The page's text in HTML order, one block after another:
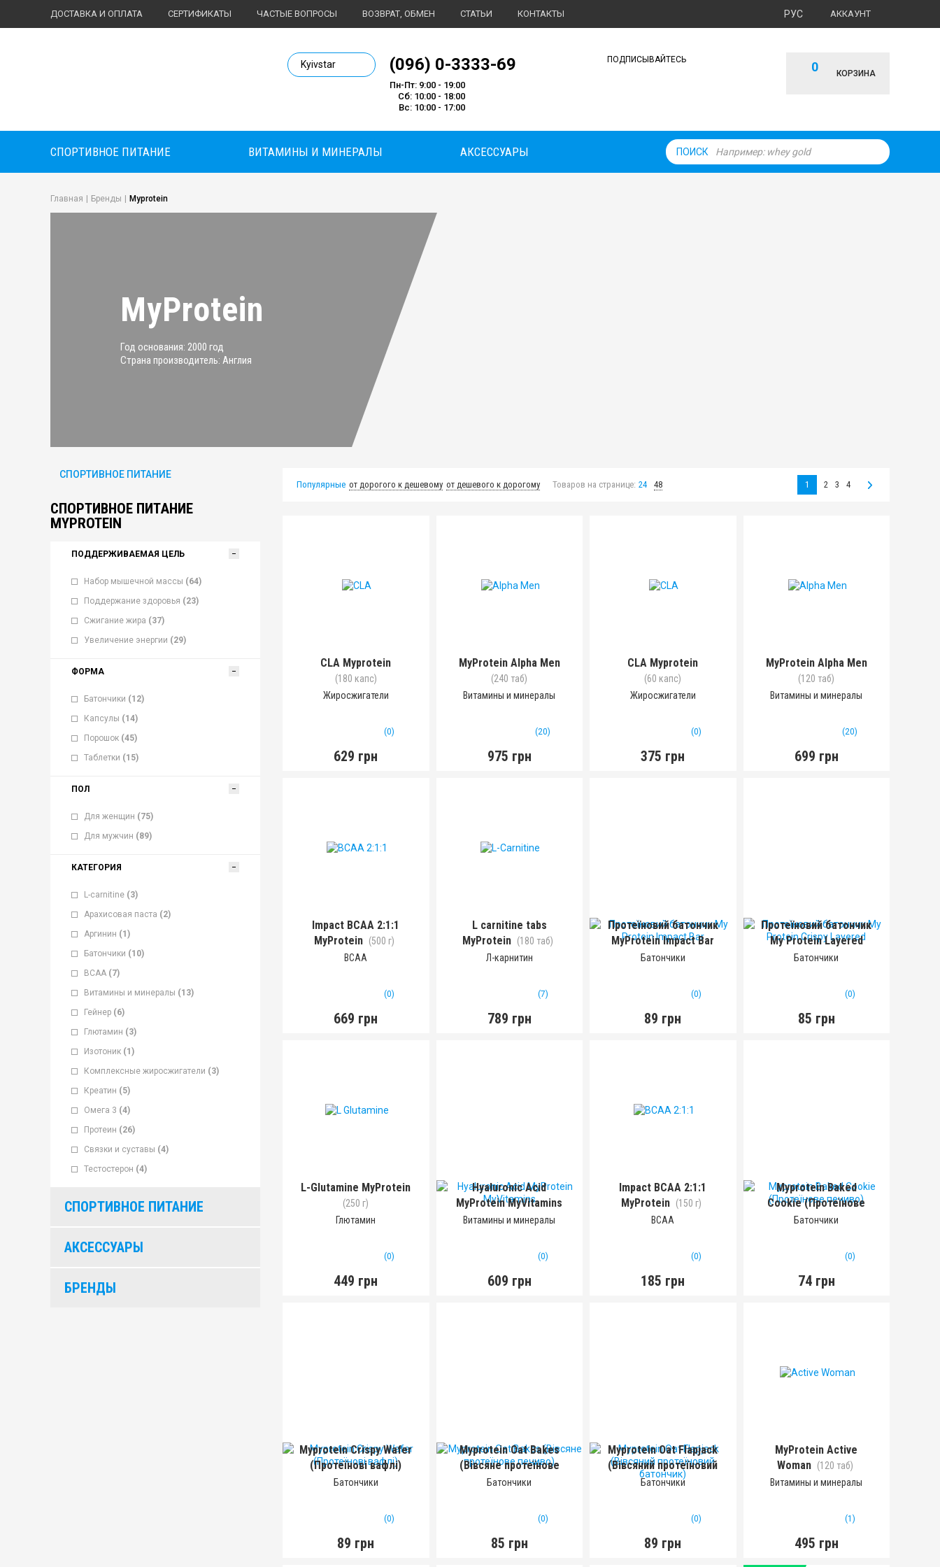
ДОСТАВКА И ОПЛАТА СЕРТИФИКАТЫ ЧАСТЫЕ ВОПРОСЫ ВОЗВРАТ, ОБМЕН СТАТЬИ КОНТАКТЫ АККАУНТ
РУС
Body Market №1 магазин спортивного питания
Kyivstar (096) 0-3333-69
Пн-Пт: 9:00 - 19:00
Сб: 10:00 - 18:00
Вс: 10:00 - 17:00
0 КОРЗИНА
ПОДПИСЫВАЙТЕСЬ
ПОИСК
СПОРТИВНОЕ ПИТАНИЕ ВИТАМИНЫ И МИНЕРАЛЫ АКСЕССУАРЫ
Главная Бренды Myprotein
MyProtein
Год основания: 2000 год
Страна производитель: Англия
СПОРТИВНОЕ ПИТАНИЕ
СПОРТИВНОЕ ПИТАНИЕ
MYPROTEIN
ПОДДЕРЖИВАЕМАЯ ЦЕЛЬ
Набор мышечной массы (64)
Поддержание здоровья (23)
Сжигание жира (37)
Увеличение энергии (29)
ФОРМА
Батончики (12)
Капсулы (14)
Порошок (45)
Таблетки (15)
ПОЛ
Для женщин (75)
Для мужчин (89)
КАТЕГОРИЯ
L-carnitine (3)
Арахисовая паста (2)
Аргинин (1)
Батончики (10)
ВСАА (7)
Витамины и минералы (13)
Гейнер (6)
Глютамин (3)
Изотоник (1)
Комплексные жиросжигатели (3)
Креатин (5)
Омега 3 (4)
Протеин (26)
Связки и суставы (4)
Тестостерон (4)
СПОРТИВНОЕ ПИТАНИЕ
АКСЕССУАРЫ
БРЕНДЫ
Популярные от дорогого к дешевому от дешевого к дорогому Товаров на странице: 24 48 1 2 3 4
CLA Myprotein
(180 капс)
Жиросжигатели
(0)
629 грн
MyProtein Alpha Men
(240 таб)
Витамины и минералы
(20)
975 грн
CLA Myprotein
(60 капс)
Жиросжигатели
(0)
375 грн
MyProtein Alpha Men
(120 таб)
Витамины и минералы
(20)
699 грн
Impact BCAA 2:1:1
MyProtein (500 г)
BCAA
(0)
669 грн
L carnitine tabs
MyProtein (180 таб)
Л-карнитин
(7)
789 грн
Протеїновий батончик
MyProtein Impact Bar
(64 г)
Батончики
(0)
89 грн
Протеїновий батончик
My Protein Layered
(58 г)
Батончики
(0)
85 грн
L-Glutamine MyProtein
(250 г)
Глютамин
(0)
449 грн
Hyaluronic Acid
MyProtein MyVitamins
(60 таб)
Витамины и минералы
(0)
609 грн
Impact BCAA 2:1:1
MyProtein (150 г)
BCAA
(0)
185 грн
Myprotein Baked
Cookie (Протеїнове
печиво) (75 г)
Батончики
(0)
74 грн
Myprotein Crispy Wafer
(Протеїнові вафлі)
(40 г)
Батончики
(0)
89 грн
Myprotein Oat Bakes
(Вівсяне протеїнове
печиво) (75 г)
Батончики
(0)
85 грн
Myprotein Oat Flapjack
(Вівсяний протеїновий
батончик) (80 г)
Батончики
(0)
89 грн
MyProtein Active
Woman (120 таб)
Витамины и минералы
(1)
495 грн